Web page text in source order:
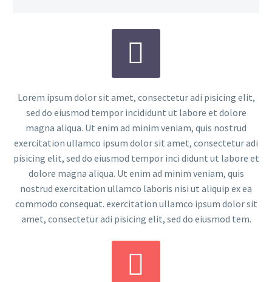


Lorem ipsum dolor sit amet, consectetur adi pisicing elit,
sed do eiusmod tempor incididunt ut labore et dolore
magna aliqua. Ut enim ad minim veniam, quis nostrud
exercitation ullamco ipsum dolor sit amet, consectetur adi
pisicing elit, sed do eiusmod tempor inci didunt ut labore et
dolore magna aliqua. Ut enim ad minim veniam, quis
nostrud exercitation ullamco laboris nisi ut aliquip ex ea
commodo consequat. exercitation ullamco ipsum dolor sit
amet, consectetur adi pisicing elit, sed do eiusmod tem.

